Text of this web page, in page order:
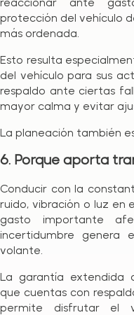
protección del vehículo
más ordenada.
Esto resulta
del vehículo para sus
respaldo ante ciertas
mayor calma y evitar
La planeación también
6. Porque aporta
Conducir con la
ruido, vibración o luz en
gasto importante
incertidumbre genera
volante.
La garantía extendida
que cuentas con
permite disfrutar el